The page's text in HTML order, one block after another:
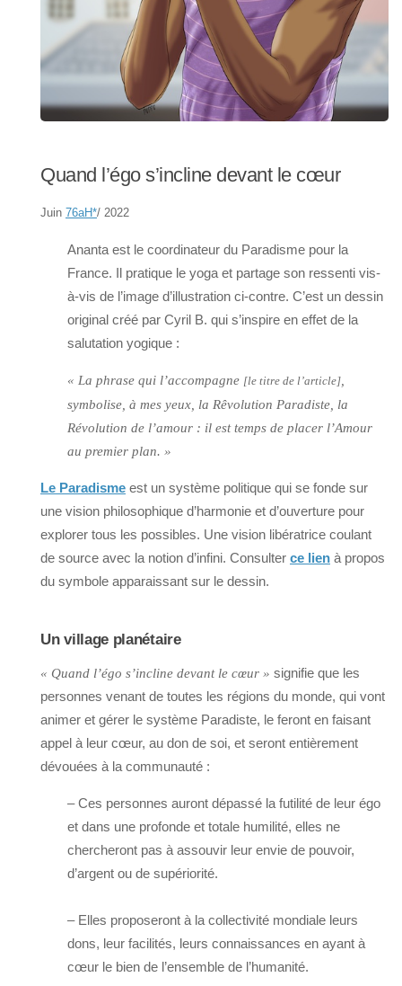
Quand l’égo s’incline devant le cœur
Juin 76aH*/ 2022
Ananta est le coordinateur du Paradisme pour la
France. Il pratique le yoga et partage son ressenti vis-
à-vis de l’image d’illustration ci-contre. C’est un dessin
original créé par Cyril B. qui s’inspire en effet de la
salutation yogique :
« La phrase qui l’accompagne [le titre de l’article]
symbolise, à mes yeux, la Rêvolution Paradiste, la
Révolution de l’amour : il est temps de placer l’Amour
au premier plan. »
Le Paradisme est un système politique qui se fonde sur
une vision philosophique d’harmonie et d’ouverture pour
explorer tous les possibles. Une vision libératrice coulant
de source avec la notion d’infini. Consulter ce lien à propos
du symbole apparaissant sur le dessin.
Un village planétaire
« Quand l’égo s’incline devant le cœur » signifie que les
personnes venant de toutes les régions du monde, qui vont
animer et gérer le système Paradiste, le feront en faisant
appel à leur cœur, au don de soi, et seront entièrement
dévouées à la communauté :
– Ces personnes auront dépassé la futilité de leur égo
et dans une profonde et totale humilité, elles ne
chercheront pas à assouvir leur envie de pouvoir,
d’argent ou de supériorité.
– Elles proposeront à la collectivité mondiale leurs
dons, leur facilités, leurs connaissances en ayant à
cœur le bien de l’ensemble de l’humanité.